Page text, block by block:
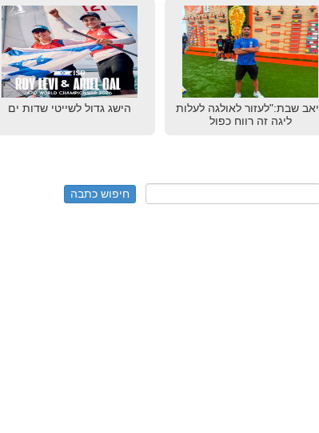
שבת:"לעזור לאולגה לעלות
ליגה זה רווח כפול
הישג גדול לשייטי שדות ים